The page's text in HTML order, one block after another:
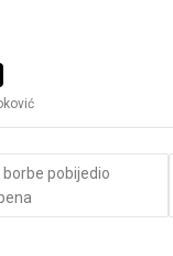
pobijedio